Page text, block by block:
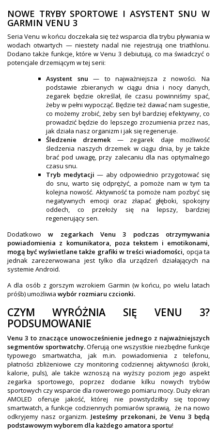
NOWE TRYBY SPORTOWE I ASYSTENT SNU W
GARMIN VENU 3
Seria Venu w końcu doczekała się też wsparcia dla trybu pływania w
wodach otwartych — niestety nadal nie rejestrują one triathlonu.
Dodano także funkcje, które w Venu 3 debiutują, co ma świadczyć o
potencjale drzemiącym w tej serii:
Asystent snu — to najważniejsza z nowości. Na
podstawie zbieranych w ciągu dnia i nocy danych,
zegarek będzie określał, ile czasu powinniśmy spać,
żeby w pełni wypocząć. Będzie też dawać nam sugestie,
co możemy zrobić, żeby sen był bardziej efektywny, co
prowadzić będzie do lepszego zrozumienia przez nas,
jak działa nasz organizm i jak się regeneruje.
Śledzenie drzemek— zegarek daje możliwość
śledzenia naszych drzemek w ciągu dnia, by je także
brać pod uwagę, przy zalecaniu dla nas optymalnego
czasu snu.
Tryb medytacji — aby odpowiednio przygotować się
do snu, warto się odprężyć, a pomoże nam w tym ta
kolejna nowość. Aktywność ta pomoże nam pozbyć się
negatywnych emocji oraz złapać głęboki, spokojny
oddech, co przełoży się na lepszy, bardziej
regenerujący sen.
Dodatkowow zegarkach Venu 3 podczas otrzymywania
powiadomienia z komunikatora, poza tekstem i emotikonami,
mogą być wyświetlane także grafiki w treści wiadomości, opcja ta
jednak zarezerwowana jest tylko dla urządzeń działających na
systemie Android.
A dla osób z gorszym wzrokiem Garmin (w końcu, po wielu latach
próśb) umożliwia wybór rozmiaru czcionki.
CZYM WYRÓŻNIA SIĘ VENU 3?
PODSUMOWANIE
Venu 3 to znaczące unowocześnienie jednego z najważniejszych
segmentów sportwatchy.Oferują one wszystkie niezbędne funkcje
typowego smartwatcha, jak m.in. powiadomienia z telefonu,
płatności zbliżeniowe czy monitoring codziennej aktywności (kroki,
kalorie, puls), ale także wznoszą na wyższy poziom jego aspekt
zegarka sportowego, poprzez dodanie kilku nowych trybów
sportowych czy wsparcie dla rowerowego pomiaru mocy. Duży ekran
AMOLED oferuje jakość, której nie powstydziłby się topowy
smartwatch, a funkcje codziennych pomiarów sprawią, że na nowo
odkryjemy nasz organizm. Jesteśmy przekonani, że Venu 3 będą
podstawowym wyborem dla każdego amatora sportu!